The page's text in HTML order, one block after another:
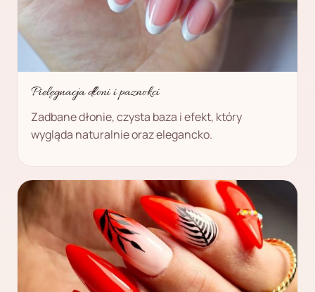
Pielęgnacja dłoni i paznokci
Zadbane dłonie, czysta baza i efekt, który
wygląda naturalnie oraz elegancko.